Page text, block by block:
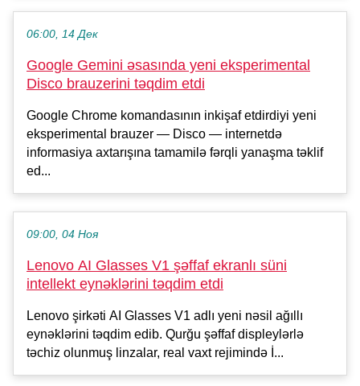
06:00, 14 Дек
Google Gemini əsasında yeni eksperimental
Disco brauzerini təqdim etdi
Google Chrome komandasının inkişaf etdirdiyi yeni
eksperimental brauzer — Disco — internetdə
informasiya axtarışına tamamilə fərqli yanaşma təklif
ed...
09:00, 04 Ноя
Lenovo AI Glasses V1 şəffaf ekranlı süni
intellekt eynəklərini təqdim etdi
Lenovo şirkəti AI Glasses V1 adlı yeni nəsil ağıllı
eynəklərini təqdim edib. Qurğu şəffaf displeylərlə
təchiz olunmuş linzalar, real vaxt rejimində İ...